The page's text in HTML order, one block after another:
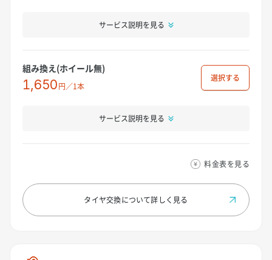
サービス説明を見る
組み換え(ホイール無)
1,650円／1本
選択
サービス説明を見る
料金表を見る
タイヤ交換について詳しく見る